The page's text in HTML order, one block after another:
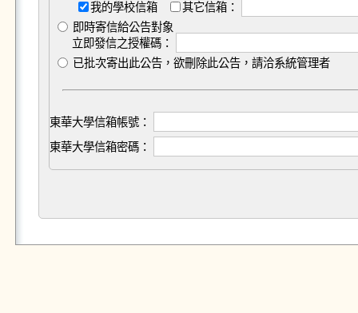
我的學校信箱
其它信箱：
即時寄信給公告對象
立即發信之授權碼：
已批次寄出此公告，欲刪除此公告，請洽系統管理者
東華大學信箱帳號：
東華大學信箱密碼：